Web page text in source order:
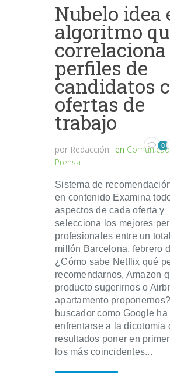
Nubelo idea
algoritmo
correlaciona
perfiles de
candidatos
ofertas de
trabajo
por Redacción en
Prensa
0
Sistema de
en contenido Examina
aspectos de cada oferta y
selecciona los mejores
profesionales entre un
millón Barcelona, febrero
¿Cómo sabe Netflix qué
recomendarnos, Amazon
producto sugerirnos o
apartamento
buscador como Google ha
enfrentarse a la dicotomía
resultados poner en
los más coincidentes...